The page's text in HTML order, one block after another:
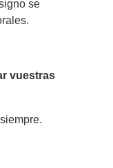
se
vuestras